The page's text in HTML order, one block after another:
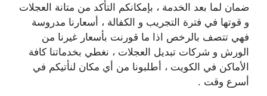
ضمان لما بعد الخدمة ، بإمكانكم التأكد من متانة العجلات
و قوتها في فترة التجريب و الكفالة ، أسعارنا مدروسة
فهي تتصف بالرخص اذا ما قورنت بأسعار غيرنا من
الورش و شركات تبديل العجلات ، نغطي بخدماتنا كافة
الأماكن في الكويت ، أطلبونا من أي مكان لنأتيكم في
أسرع وقت .